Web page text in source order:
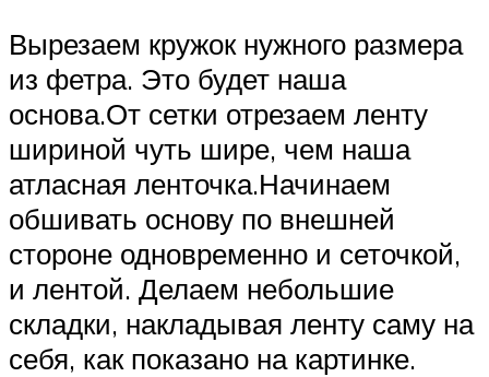
Вырезаем кружок нужного размера
из фетра. Это будет наша
основа.От сетки отрезаем ленту
шириной чуть шире, чем наша
атласная ленточка.Начинаем
обшивать основу по внешней
стороне одновременно и сеточкой,
и лентой. Делаем небольшие
складки, накладывая ленту саму на
себя, как показано на картинке.